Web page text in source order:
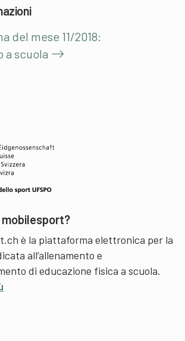
del mese 11/2018:
a scuola
mobilesport?
è la piattaforma elettronica per la
all’allenamento e
di educazione fisica a scuola.